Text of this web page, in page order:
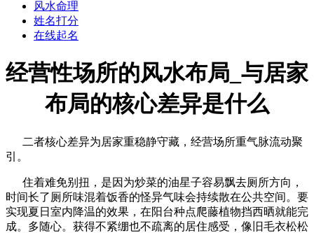
风水命理
姓名打分
在线起名
经营性场所的风水布局_与居家
布局的核心差异是什么
二者核心差异为居家重稳静守藏，经营场所重气脉流动聚
引。
住着难免别扭，是因为炒菜的油星子容易飘去厕所方向，
时间长了厕所味混着饭香的怪异气味会持续散在公共空间。要
实现夏日室内降温的效果，在阳台种点爬藤植物挡西晒就能完
成。多随心。获得不紧绷也不疏离的居住感受，像旧毛衣松松